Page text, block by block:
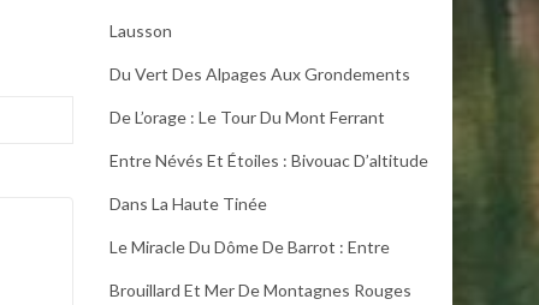
Lausson
Du Vert Des Alpages Aux Grondements
De L’orage : Le Tour Du Mont Ferrant
Entre Névés Et Étoiles : Bivouac D’altitude
Dans La Haute Tinée
Le Miracle Du Dôme De Barrot : Entre
Brouillard Et Mer De Montagnes Rouges